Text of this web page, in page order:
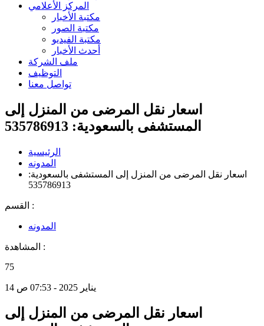
المركز الأعلامي
مكتبة الأخبار
مكتبة الصور
مكتبة الفيديو
أحدث الأخبار
ملف الشركة
التوظيف
تواصل معنا
اسعار نقل المرضى من المنزل إلى
المستشفى بالسعودية: 535786913
الرئيسية
المدونه
اسعار نقل المرضى من المنزل إلى المستشفى بالسعودية:
535786913
القسم :
المدونه
المشاهدة :
75
14 يناير 2025 - 07:53 ص
اسعار نقل المرضى من المنزل إلى